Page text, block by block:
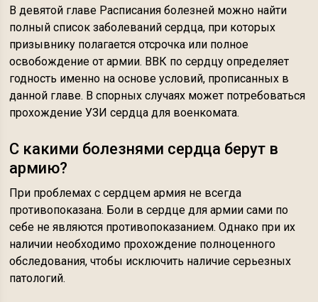
В девятой главе Расписания болезней можно найти
полный список заболеваний сердца, при которых
призывнику полагается отсрочка или полное
освобождение от армии. ВВК по сердцу определяет
годность именно на основе условий, прописанных в
данной главе. В спорных случаях может потребоваться
прохождение УЗИ сердца для военкомата.
С какими болезнями сердца берут в
армию?
При проблемах с сердцем армия не всегда
противопоказана. Боли в сердце для армии сами по
себе не являются противопоказанием. Однако при их
наличии необходимо прохождение полноценного
обследования, чтобы исключить наличие серьезных
патологий.